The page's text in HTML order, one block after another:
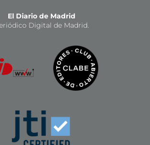
El Diario de Madrid
Digital de Madrid.